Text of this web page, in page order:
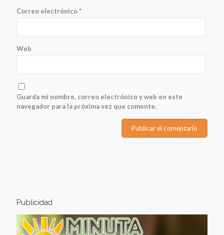
Correo electrónico*
Web
Guarda mi nombre, correo electrónico y web en este
navegador para la próxima vez que comente.
Publicidad